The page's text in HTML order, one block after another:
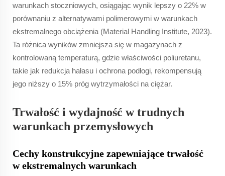
warunkach stoczniowych, osiągając wynik lepszy o 22% w
porównaniu z alternatywami polimerowymi w warunkach
ekstremalnego obciążenia (Material Handling Institute, 2023).
Ta różnica wyników zmniejsza się w magazynach z
kontrolowaną temperaturą, gdzie właściwości poliuretanu,
takie jak redukcja hałasu i ochrona podłogi, rekompensują
jego niższy o 15% próg wytrzymałości na ciężar.
Trwałość i wydajność w trudnych
warunkach przemysłowych
Cechy konstrukcyjne zapewniające trwałość
w ekstremalnych warunkach